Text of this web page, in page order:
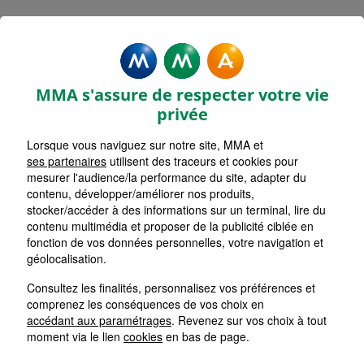
Assurance Bretagne Assurance Morbihan (56)
MMA s'assure de respecter votre vie
privée
Lorsque vous naviguez sur notre site, MMA et
ses partenaires utilisent des traceurs et cookies pour
mesurer l'audience/la performance du site, adapter du
contenu, développer/améliorer nos produits,
stocker/accéder à des informations sur un terminal, lire du
contenu multimédia et proposer de la publicité ciblée en
fonction de vos données personnelles, votre navigation et
géolocalisation.
Consultez les finalités, personnalisez vos préférences et
comprenez les conséquences de vos choix en
accédant aux paramétrages. Revenez sur vos choix à tout
moment via le lien cookies en bas de page.